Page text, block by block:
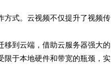
方式。云视频不仅提升了视频传
移到云端，借助云服务器强大的
限于本地硬件和带宽的瓶颈，实